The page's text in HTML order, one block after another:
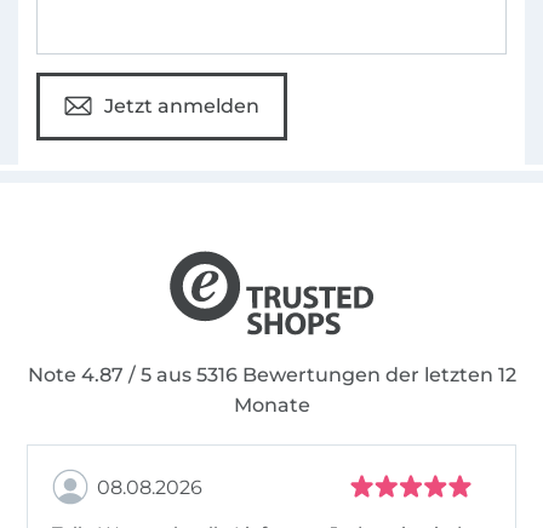
könnt. Viel Spaß beim Stöbern und
Kreativsein!
Jetzt anmelden
Note 4.87 / 5 aus 5316 Bewertungen der letzten 12
Monate
08.08.2026